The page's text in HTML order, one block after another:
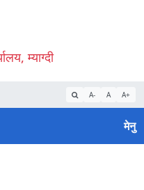
म्याग्दी
A- A A+
मेनु